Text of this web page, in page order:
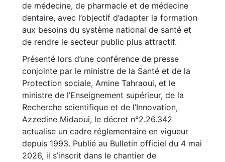
de médecine, de pharmacie et de médecine
dentaire, avec l’objectif d’adapter la formation
aux besoins du système national de santé et
de rendre le secteur public plus attractif.
Présenté lors d’une conférence de presse
conjointe par le ministre de la Santé et de la
Protection sociale, Amine Tahraoui, et le
ministre de l’Enseignement supérieur, de la
Recherche scientifique et de l’Innovation,
Azzedine Midaoui, le décret n°2.26.342
actualise un cadre réglementaire en vigueur
depuis 1993. Publié au Bulletin officiel du 4 mai
2026, il s’inscrit dans le chantier de